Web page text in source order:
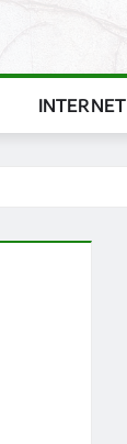
INTERNET